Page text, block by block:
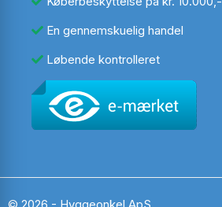
En gennemskuelig handel
Løbende kontrolleret
© 2026 - Hyggeonkel ApS